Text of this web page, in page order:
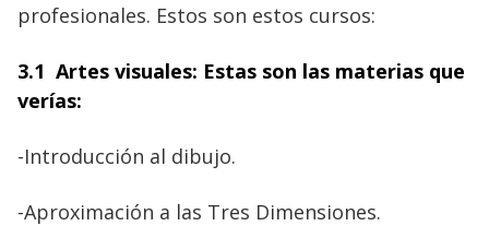
profesionales. Estos son estos cursos:
3.1 Artes visuales: Estas son las materias que
verías:
-Introducción al dibujo.
-Aproximación a las Tres Dimensiones.